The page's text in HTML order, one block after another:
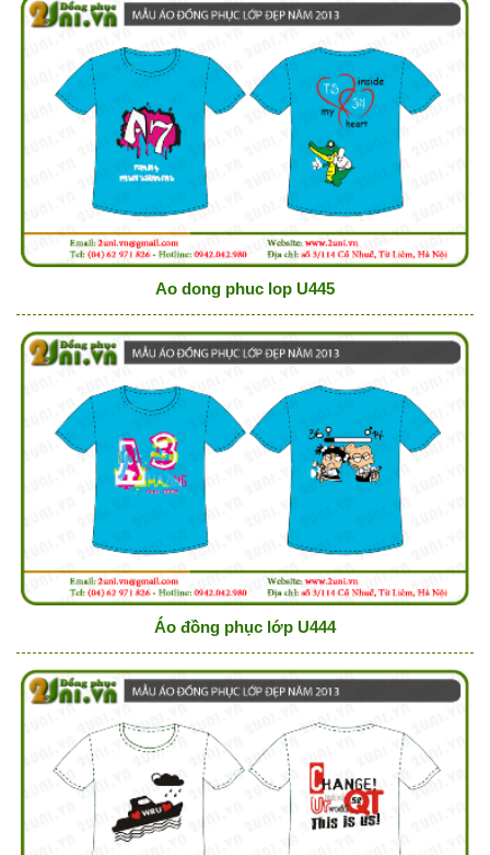
Ao dong phuc lop U445
Áo đồng phục lớp U444